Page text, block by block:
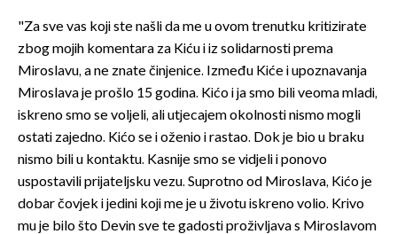
"Za sve vas koji ste našli da me u ovom trenutku kritizirate
zbog mojih komentara za Kiću i iz solidarnosti prema
Miroslavu, a ne znate činjenice. Između Kiće i upoznavanja
Miroslava je prošlo 15 godina. Kićo i ja smo bili veoma mladi,
iskreno smo se voljeli, ali utjecajem okolnosti nismo mogli
ostati zajedno. Kićo se i oženio i rastao. Dok je bio u braku
nismo bili u kontaktu. Kasnije smo se vidjeli i ponovo
uspostavili prijateljsku vezu. Suprotno od Miroslava, Kićo je
dobar čovjek i jedini koji me je u životu iskreno volio. Krivo
mu je bilo što Devin sve te gadosti proživljava s Miroslavom